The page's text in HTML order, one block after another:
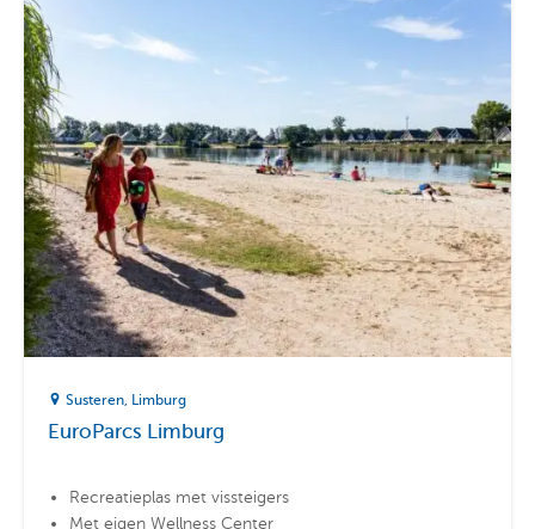
Susteren Limburg
EuroParcs Limburg
Recreatieplas met vissteigers
Met eigen Wellness Center